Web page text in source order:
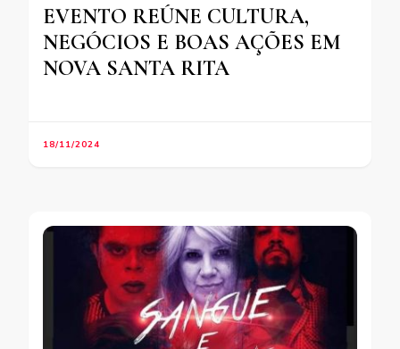
EVENTO REÚNE CULTURA,
NEGÓCIOS E BOAS AÇÕES EM
NOVA SANTA RITA
18/11/2024